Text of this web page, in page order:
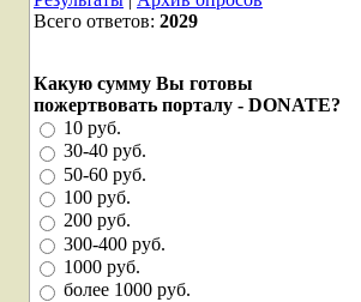
Всего ответов: 2029
Какую сумму Вы готовы
пожертвовать порталу - DONATE?
10 руб.
30-40 руб.
50-60 руб.
100 руб.
200 руб.
300-400 руб.
1000 руб.
более 1000 руб.